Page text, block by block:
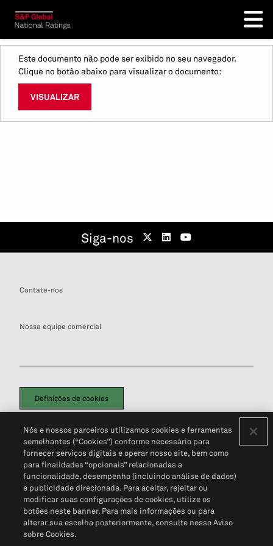
Este documento não pode ser exibido no seu navegador.
Clique no botão abaixo para visualizar o documento:
VISUALIZAR
Siga-nos
Contate-nos
Nossa equipe comercial
Definições de cookies
Política de PrivacidadePortal de privacidade do cliente (em inglês)
Não Venda Minhas Informações Pessoais© 2026 S&P Global
Nós e nossos parceiros utilizamos cookies e ferramentas
semelhantes (“Cookies”) conforme necessário para
fornecer serviços digitais e operar nosso site, bem como
para finalidades “opcionais” relacionadas a
funcionalidade, desempenho (incluindo análise de dados)
e publicidade direcionada. Para aceitar, rejeitar ou
modificar suas configurações de cookies, utilize os
botões neste banner. Para mais informações ou para
alterar sua escolha posteriormente, consulte nosso Aviso
sobre Cookies.